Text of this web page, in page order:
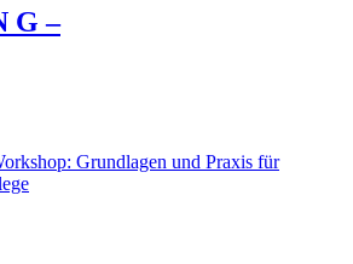
G –
Grundlagen und Praxis für